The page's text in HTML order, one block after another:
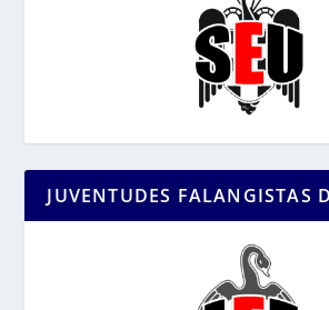
JUVENTUDES FALANGISTAS